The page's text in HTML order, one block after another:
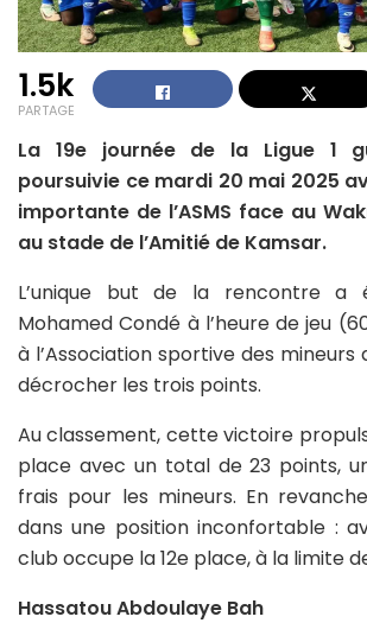
1.5k
PARTAGE
La 19e journée de la Ligue 1
poursuivie ce mardi 20 mai 2025
importante de l’ASMS face au
au stade de l’Amitié de Kamsar.
L’unique but de la rencontre a
Mohamed Condé à l’heure de jeu
à l’Association sportive des mineurs
décrocher les trois points.
Au classement, cette victoire
place avec un total de 23 points,
frais pour les mineurs. En
dans une position inconfortable :
club occupe la 12e place, à la limite
Hassatou Abdoulaye Bah